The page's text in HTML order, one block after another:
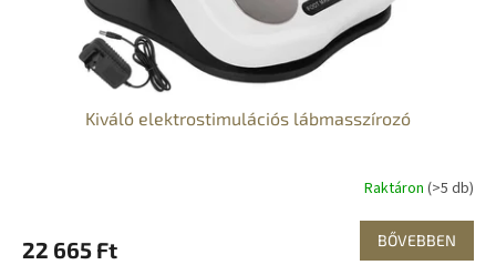
Kiváló elektrostimulációs lábmasszírozó
Raktáron (>5 db)
22 665 Ft BŐVEBBEN